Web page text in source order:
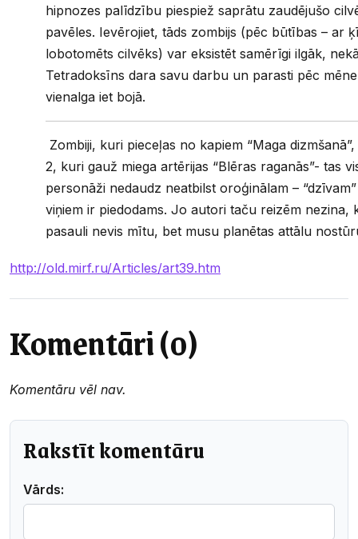
hipnozes palīdzību piespiež saprātu zaudējušo
pavēles. Ievērojiet, tāds zombijs (pēc būtības – ar
lobotomēts cilvēks) var eksistēt samērīgi ilgāk,
Tetradoksīns dara savu darbu un parasti pēc
vienalga iet bojā.
Zombiji, kuri pieceļas no kapiem “Maga
2, kuri gauž miega artērijas “Blēras raganās”- tas
personāži nedaudz neatbilst oroģinālam –
viņiem ir piedodams. Jo autori taču reizēm nezina,
pasauli nevis mītu, bet musu planētas attālu
http://old.mirf.ru/Articles/art39.htm
Komentāri (0)
Komentāru vēl nav.
Rakstīt komentāru
Vārds: